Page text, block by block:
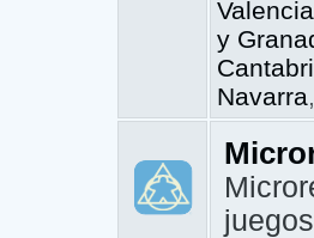
Valencia
y
Navarra